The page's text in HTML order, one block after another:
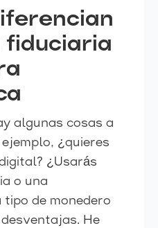
algunas cosas a
¿quieres
¿Usarás
o una
tipo de monedero
He